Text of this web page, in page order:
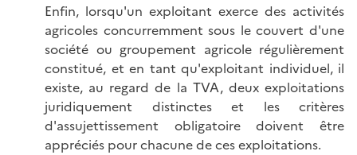
Enfin, lorsqu'un exploitant exerce des activités
agricoles concurremment sous le couvert d'une
société ou groupement agricole régulièrement
constitué, et en tant qu'exploitant individuel, il
existe, au regard de la TVA, deux exploitations
juridiquement distinctes et les critères
d'assujettissement obligatoire doivent être
appréciés pour chacune de ces exploitations.